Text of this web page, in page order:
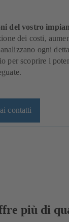
del vostro
dei costi,
ogni
per scoprire i
contatti
più di